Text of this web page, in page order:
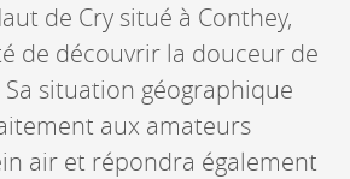
de Cry situé à Conthey,
de découvrir la douceur de
situation géographique
aux amateurs
air et répondra également